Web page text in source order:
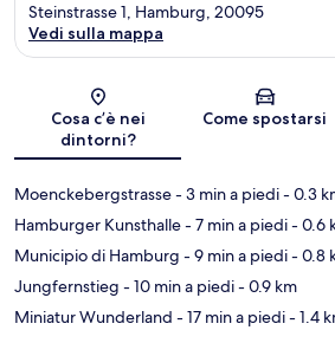
Mappa
Steinstrasse 1, Hamburg, 20095
Vedi sulla mappa
Cosa c’è nei
dintorni?
Come spostarsi
Moenckebergstrasse- 3 min a piedi- 0.3
Hamburger Kunsthalle- 7 min a piedi- 0.6
Municipio di Hamburg - 9 min a piedi- 0.8
Jungfernstieg - 10 min a piedi- 0.9 km
Miniatur Wunderland - 17 min a piedi- 1.4